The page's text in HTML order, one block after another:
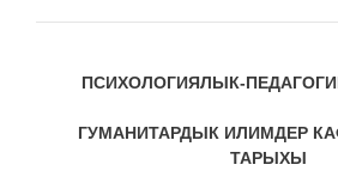
ПСИХОЛОГИЯЛЫК-
ГУМАНИТАРДЫК ИЛИМДЕР
ТАРЫХЫ